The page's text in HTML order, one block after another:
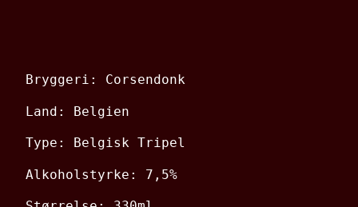
Bryggeri: Corsendonk
Land: Belgien
Type: Belgisk Tripel
Alkoholstyrke: 7,5%